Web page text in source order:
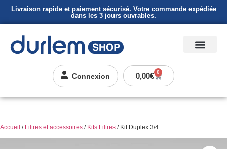
Livraison rapide et paiement sécurisé. Votre commande expédiée
dans les 3 jours ouvrables.
Connexion 0,00€ 0
Accueil / Filtres et accessoires / Kits Filtres / Kit Duplex 3/4